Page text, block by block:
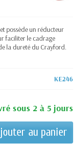
possède un réducteur
faciliter le cadrage
la dureté du Crayford.
KE246
sous 2 à 5 jours
au panier